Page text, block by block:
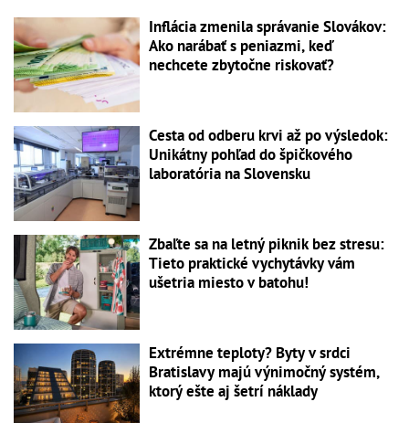
Inflácia zmenila správanie Slovákov:
Ako narábať s peniazmi, keď
nechcete zbytočne riskovať?
Cesta od odberu krvi až po výsledok:
Unikátny pohľad do špičkového
laboratória na Slovensku
Zbaľte sa na letný piknik bez stresu:
Tieto praktické vychytávky vám
ušetria miesto v batohu!
Extrémne teploty? Byty v srdci
Bratislavy majú výnimočný systém,
ktorý ešte aj šetrí náklady